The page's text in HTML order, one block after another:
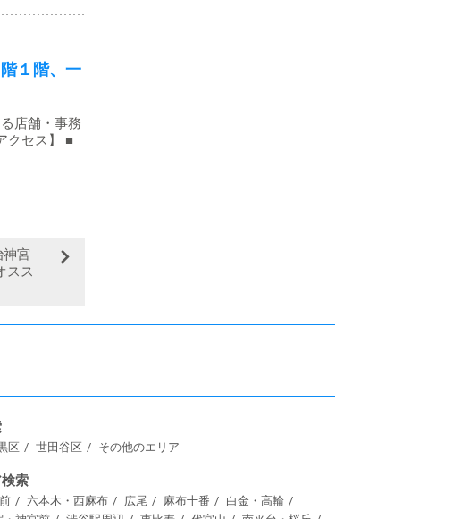
１階、一
店舗・事務
クセス】 ■
神宮
スス
区 世田谷区 その他のエリア
索
六本木・西麻布 広尾 麻布十番
白金・高輪